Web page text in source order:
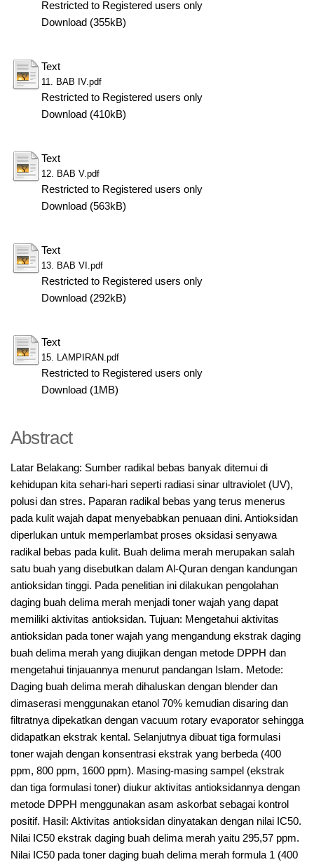
Restricted to Registered users only
Download (355kB)
Text
11. BAB IV.pdf
Restricted to Registered users only
Download (410kB)
Text
12. BAB V.pdf
Restricted to Registered users only
Download (563kB)
Text
13. BAB VI.pdf
Restricted to Registered users only
Download (292kB)
Text
15. LAMPIRAN.pdf
Restricted to Registered users only
Download (1MB)
Abstract
Latar Belakang: Sumber radikal bebas banyak ditemui di
kehidupan kita sehari-hari seperti radiasi sinar ultraviolet (UV),
polusi dan stres. Paparan radikal bebas yang terus menerus
pada kulit wajah dapat menyebabkan penuaan dini. Antioksidan
diperlukan untuk memperlambat proses oksidasi senyawa
radikal bebas pada kulit. Buah delima merah merupakan salah
satu buah yang disebutkan dalam Al-Quran dengan kandungan
antioksidan tinggi. Pada penelitian ini dilakukan pengolahan
daging buah delima merah menjadi toner wajah yang dapat
memiliki aktivitas antioksidan. Tujuan: Mengetahui aktivitas
antioksidan pada toner wajah yang mengandung ekstrak daging
buah delima merah yang diujikan dengan metode DPPH dan
mengetahui tinjauannya menurut pandangan Islam. Metode:
Daging buah delima merah dihaluskan dengan blender dan
dimaserasi menggunakan etanol 70% kemudian disaring dan
filtratnya dipekatkan dengan vacuum rotary evaporator sehingga
didapatkan ekstrak kental. Selanjutnya dibuat tiga formulasi
toner wajah dengan konsentrasi ekstrak yang berbeda (400
ppm, 800 ppm, 1600 ppm). Masing-masing sampel (ekstrak
dan tiga formulasi toner) diukur aktivitas antioksidannya dengan
metode DPPH menggunakan asam askorbat sebagai kontrol
positif. Hasil: Aktivitas antioksidan dinyatakan dengan nilai IC50.
Nilai IC50 ekstrak daging buah delima merah yaitu 295,57 ppm.
Nilai IC50 pada toner daging buah delima merah formula 1 (400